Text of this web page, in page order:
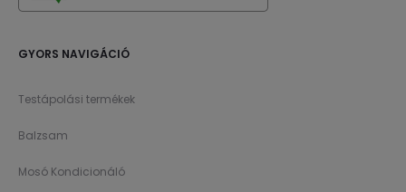
GYORS NAVIGÁCIÓ
Testápolási termékek
Balzsam
Mosó Kondicionáló